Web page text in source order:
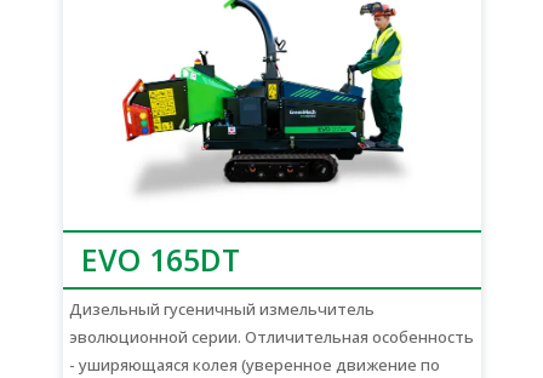
EVO 165DT
Дизельный гусеничный измельчитель
эволюционной серии. Отличительная особенность
- уширяющаяся колея (уверенное движение по